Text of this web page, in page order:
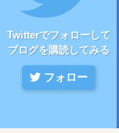
Twitterでフォローして
ブログを購読してみる
フォロー